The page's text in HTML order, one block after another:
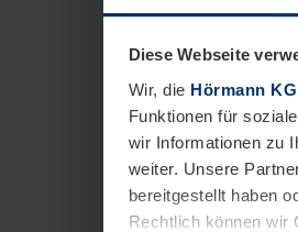
Diese Webseite
Wir, die Hörmann
Funktionen für
wir Informationen zu
weiter. Unsere
bereitgestellt haben
Rechtlich können wir